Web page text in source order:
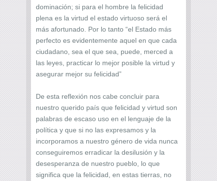
dominación; si para el hombre la felicidad
plena es la virtud el estado virtuoso será el
más afortunado. Por lo tanto “el Estado más
perfecto es evidentemente aquel en que cada
ciudadano, sea el que sea, puede, merced a
las leyes, practicar lo mejor posible la virtud y
asegurar mejor su felicidad”
De esta reflexión nos cabe concluir para
nuestro querido país que felicidad y virtud son
palabras de escaso uso en el lenguaje de la
política y que si no las expresamos y la
incorporamos a nuestro género de vida nunca
conseguiremos erradicar la desilusión y la
desesperanza de nuestro pueblo, lo que
significa que la felicidad, en estas tierras, no